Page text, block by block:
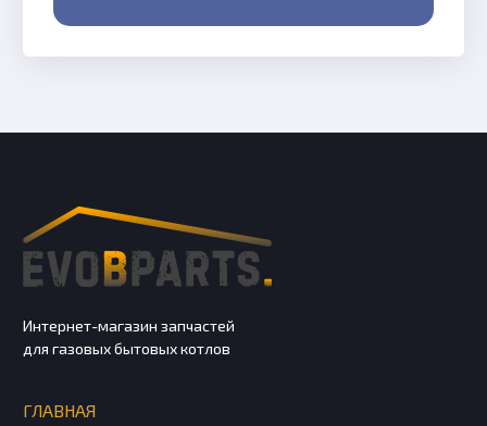
Интернет-магазин запчастей
для газовых бытовых котлов
ГЛАВНАЯ